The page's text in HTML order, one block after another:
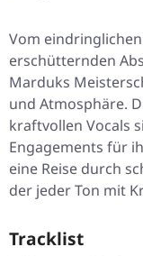
Vom
erschütternden
Marduks
und Atmosphäre.
kraftvollen Vocals
Engagements für
eine Reise durch
der jeder Ton mit
Tracklist